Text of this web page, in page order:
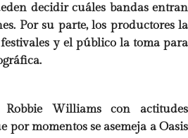
decidir cuáles bandas entran
Por su parte, los productores la
y el público la toma para
Williams con actitudes
por momentos se asemeja a Oasis